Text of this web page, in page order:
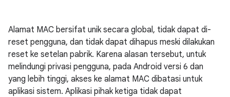
Alamat MAC bersifat unik secara global, tidak dapat di-
reset pengguna, dan tidak dapat dihapus meski dilakukan
reset ke setelan pabrik. Karena alasan tersebut, untuk
melindungi privasi pengguna, pada Android versi 6 dan
yang lebih tinggi, akses ke alamat MAC dibatasi untuk
aplikasi sistem. Aplikasi pihak ketiga tidak dapat